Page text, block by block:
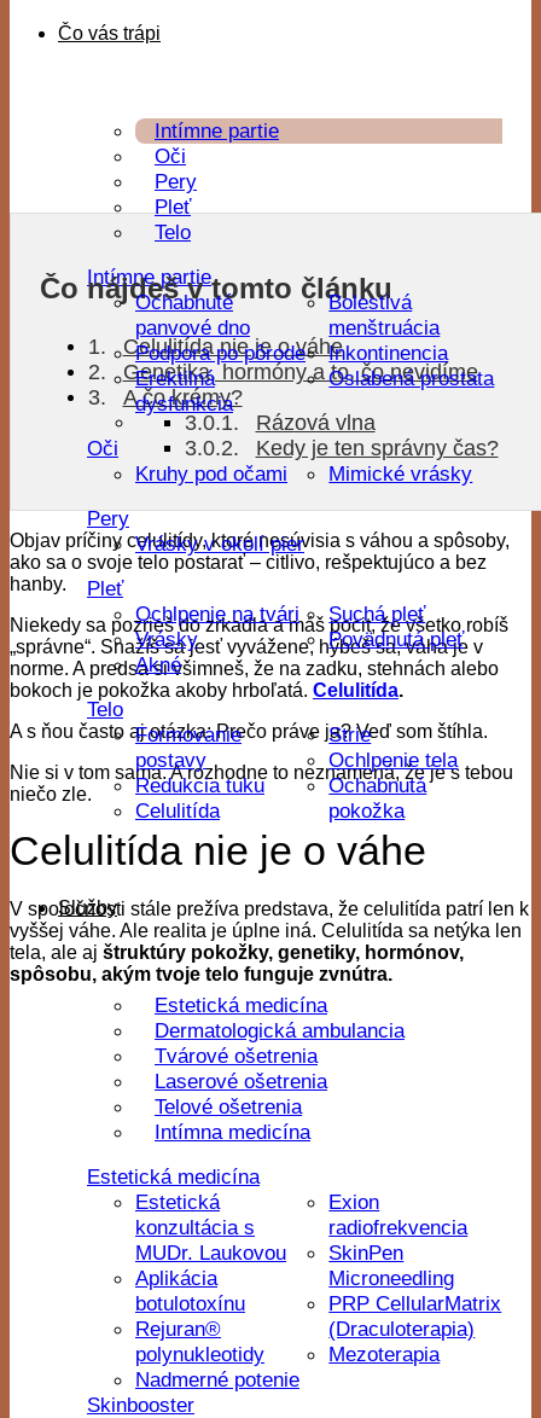
Čo vás trápi
Intímne partie
Oči
Pery
Pleť
Telo
Intímne partie
Ochabnuté
panvové dno
Podpora po pôrode
Erektilná
dysfunkcia
Bolestivá
menštruácia
Inkontinencia
Oslabená prostata
Oči
Kruhy pod očami
Mimické vrásky
Pery
Vrásky v okolí pier
Pleť
Ochlpenie na tvári
Vrásky
Akné
Suchá pleť
Povädnutá pleť
Telo
Formovanie
postavy
Redukcia tuku
Celulitída
Strie
Ochlpenie tela
Ochabnutá
pokožka
Služby
Estetická medicína
Dermatologická ambulancia
Tvárové ošetrenia
Laserové ošetrenia
Telové ošetrenia
Intímna medicína
Estetická medicína
Estetická
konzultácia s
MUDr. Laukovou
Aplikácia
botulotoxínu
Rejuran®
polynukleotidy
Nadmerné potenie
Exion
radiofrekvencia
SkinPen
Microneedling
PRP CellularMatrix
(Draculoterapia)
Mezoterapia
Skinbooster
Čo nájdeš v tomto článku
Celulitída nie je o váhe
Genetika, hormóny a to, čo nevidíme
A čo krémy?
Rázová vlna
Kedy je ten správny čas?
Objav príčiny celulitídy, ktoré nesúvisia s váhou a spôsoby,
ako sa o svoje telo postarať – citlivo, rešpektujúco a bez
hanby.
Niekedy sa pozrieš do zrkadla a máš pocit, že všetko robíš
„správne“. Snažíš sa jesť vyvážene, hýbeš sa, váha je v
norme. A predsa si všimneš, že na zadku, stehnách alebo
bokoch je pokožka akoby hrboľatá. Celulitída.
A s ňou často aj otázka: Prečo práve ja? Veď som štíhla.
Nie si v tom sama. A rozhodne to neznamená, že je s tebou
niečo zle.
Celulitída nie je o váhe
V spoločnosti stále prežíva predstava, že celulitída patrí len k
vyššej váhe. Ale realita je úplne iná. Celulitída sa netýka len
tela, ale aj štruktúry pokožky, genetiky, hormónov,
spôsobu, akým tvoje telo funguje zvnútra.